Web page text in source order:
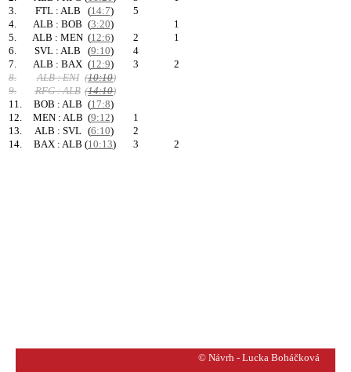
3.
FTL : ALB (14:7)
5
4.
ALB : BOB (3:20)
1
5.
ALB : MEN (12:6) 2
1
6.
SVL : ALB (9:10)
4
7.
ALB : BAX (12:9) 3
2
8.
ALB : ENI (10:10)
9.
RFG : ALB (14:10)
11.
BOB : ALB (17:8)
12.
MEN : ALB (9:12)
1
13.
ALB : SVL (6:10)
2
14.
BAX : ALB (10:13) 3 2
© Návrh - Lucka Boháčková